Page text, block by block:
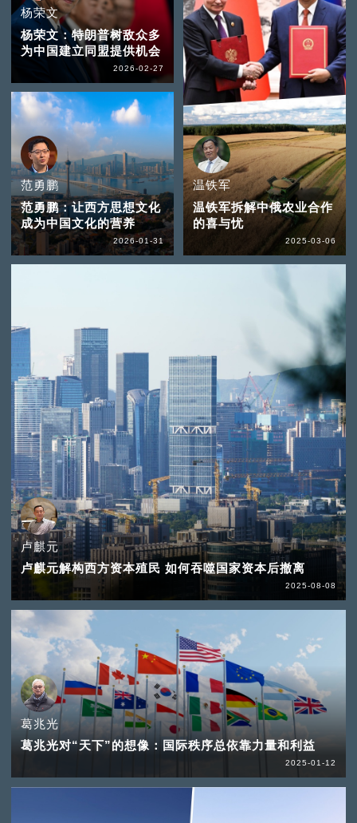
杨荣文
杨荣文：特朗普树敌众多
为中国建立同盟提供机会
2026-02-27
范勇鹏
范勇鹏：让西方思想文化
成为中国文化的营养
2026-01-31
卢麒元
卢麒元解构西方资本殖民 如何吞噬国家资本后撤离
2025-08-08
温铁军
温铁军拆解中俄农业合作
的喜与忧
2025-03-06
葛兆光
葛兆光对“天下”的想像：国际秩序总依靠力量和利益
2025-01-12